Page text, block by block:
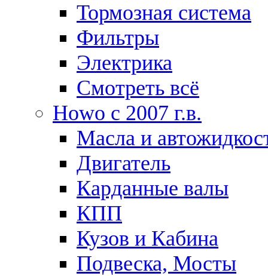
Тормозная система
Фильтры
Электрика
Смотреть всё
Howo c 2007 г.в.
Масла и
Двигатель
Карданные валы
КПП
Кузов и Кабина
Подвеска, Мосты